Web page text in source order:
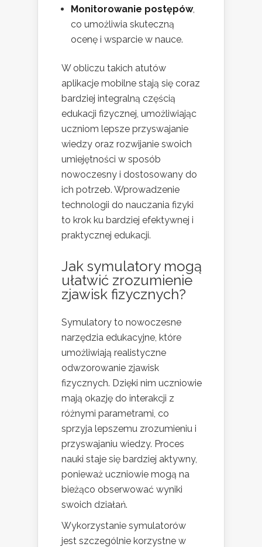
Monitorowanie postępów,
co umożliwia skuteczną
ocenę i wsparcie w nauce.
W obliczu takich atutów
aplikacje mobilne stają się coraz
bardziej integralną częścią
edukacji fizycznej, umożliwiając
uczniom lepsze przyswajanie
wiedzy oraz rozwijanie swoich
umiejętności w sposób
nowoczesny i dostosowany do
ich potrzeb. Wprowadzenie
technologii do nauczania fizyki
to krok ku bardziej efektywnej i
praktycznej edukacji.
Jak symulatory mogą
ułatwić zrozumienie
zjawisk fizycznych?
Symulatory to nowoczesne
narzędzia edukacyjne, które
umożliwiają realistyczne
odwzorowanie zjawisk
fizycznych. Dzięki nim uczniowie
mają okazję do interakcji z
różnymi parametrami, co
sprzyja lepszemu zrozumieniu i
przyswajaniu wiedzy. Proces
nauki staje się bardziej aktywny,
ponieważ uczniowie mogą na
bieżąco obserwować wyniki
swoich działań.
Wykorzystanie symulatorów
jest szczególnie korzystne w